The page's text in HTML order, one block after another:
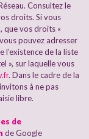
28,12 %
30,94 %
43,51 %
25,55 %
0,97
Consultez le
droits. Si vous
que vos droits «
pouvez adresser
l’existence de la liste
», sur laquelle vous
. Dans le cadre de la
à ne pas
libre.
de
de Google